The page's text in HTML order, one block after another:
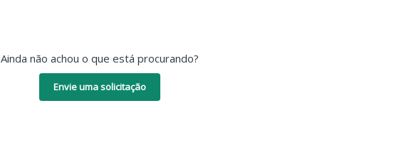
Ainda não achou o que está procurando?
Envie uma solicitação